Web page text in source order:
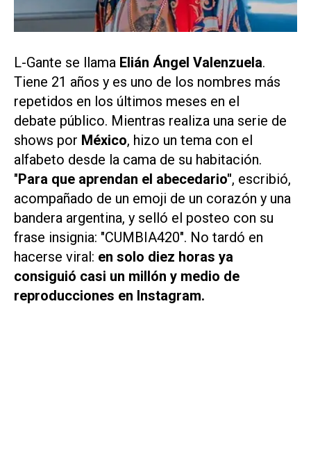
L-Gante se llama Elián Ángel Valenzuela.
Tiene 21 años y es uno de los nombres más
repetidos en los últimos meses en el
debate público. Mientras realiza una serie de
shows por México, hizo un tema con el
alfabeto desde la cama de su habitación.
"Para que aprendan el abecedario", escribió,
acompañado de un emoji de un corazón y una
bandera argentina, y selló el posteo con su
frase insignia: "CUMBIA420". No tardó en
hacerse viral: en solo diez horas ya
consiguió casi un millón y medio de
reproducciones en Instagram.